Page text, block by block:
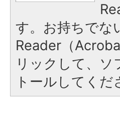
す。お持ちでな
Reader（
リックして、
トールしてくだ